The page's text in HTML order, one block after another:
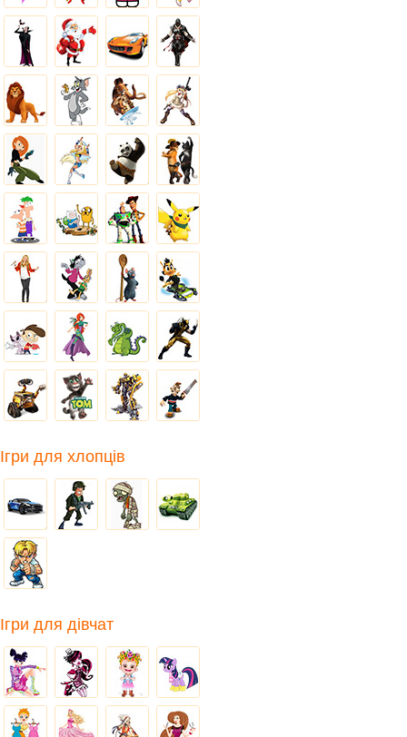
Ігри для хлопців
Ігри для дівчат